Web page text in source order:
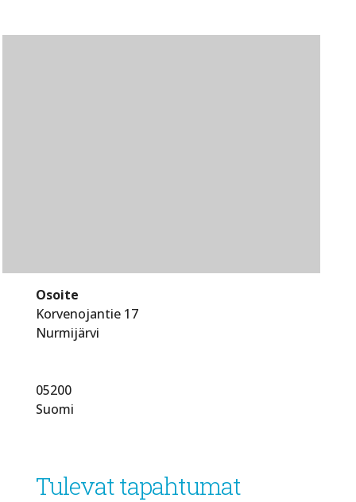
Osoite
Korvenojantie 17
Nurmijärvi
05200
Suomi
Tulevat tapahtumat